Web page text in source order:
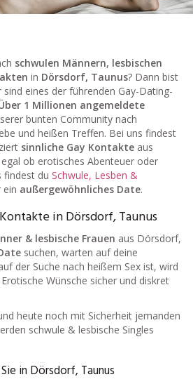
schwulen Männern, lesbischen
in Dörsdorf, Taunus? Dann bist
sind eines der führenden Gay-Dating-
1 Millionen angemeldete
bunten Community nach
und heißen Treffen. Bei uns findest
sinnliche Gay Kontakte aus
ob erotisches Abenteuer oder
findest du Schwule, Lesben &
ein außergewöhnliches Date.
in Dörsdorf, Taunus
& lesbische Frauen aus Dörsdorf,
suchen, warten auf deine
der Suche nach heißem Sex ist, wird
Wünsche sicher und diskret
heute noch mit Sicherheit jemanden
schwule & lesbische Singles
in Dörsdorf, Taunus